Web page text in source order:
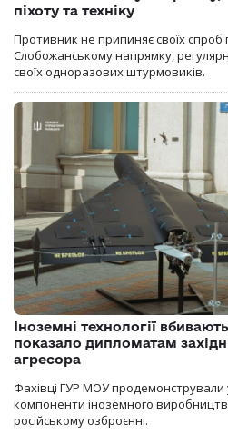
піхоту та техніку
Противник не припиняє своїх спроб
Слобожанському напрямку,
своїх одноразових штурмовиків.
Іноземні технології
показало дипломатам
агресора
Фахівці ГУР МОУ
компоненти іноземного
російському озброєнні.